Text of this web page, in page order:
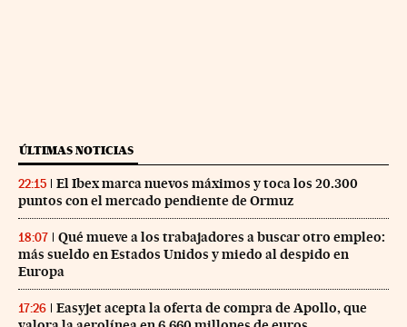
ÚLTIMAS NOTICIAS
22:15
El Ibex marca nuevos máximos y toca los 20.300
puntos con el mercado pendiente de Ormuz
18:07
Qué mueve a los trabajadores a buscar otro empleo:
más sueldo en Estados Unidos y miedo al despido en
Europa
17:26
Easyjet acepta la oferta de compra de Apollo, que